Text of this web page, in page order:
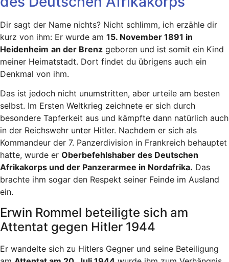
Dir sagt der Name nichts? Nicht schlimm, ich erzähle dir
kurz von ihm: Er wurde am 15. November 1891 in
Heidenheim an der Brenz geboren und ist somit ein Kind
meiner Heimatstadt. Dort findet du übrigens auch ein
Denkmal von ihm.
Das ist jedoch nicht unumstritten, aber urteile am besten
selbst. Im Ersten Weltkrieg zeichnete er sich durch
besondere Tapferkeit aus und kämpfte dann natürlich auch
in der Reichswehr unter Hitler. Nachdem er sich als
Kommandeur der 7. Panzerdivision in Frankreich behauptet
hatte, wurde er Oberbefehlshaber des Deutschen
Afrikakorps und der Panzerarmee in Nordafrika. Das
brachte ihm sogar den Respekt seiner Feinde im Ausland
ein.
Erwin Rommel beteiligte sich am
Attentat gegen Hitler 1944
Er wandelte sich zu Hitlers Gegner und seine Beteiligung